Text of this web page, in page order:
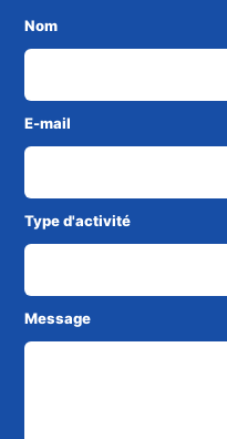
Nom
E-mail
Type d'activité
Message